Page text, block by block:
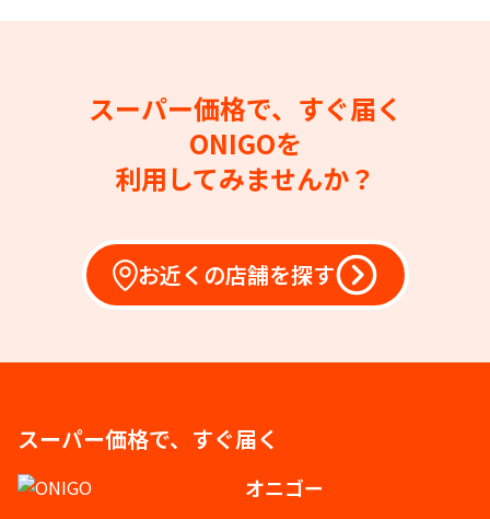
スーパー価格で、すぐ届く
ONIGOを
利用してみませんか？
お近くの店舗を探す
スーパー価格で、すぐ届く
オニゴー